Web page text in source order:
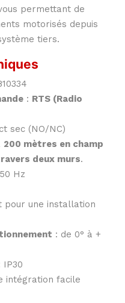
permettant de
motorisés depuis
tiers.
: RTS (Radio
sec (NO/NC)
200 mètres en champ
deux murs.
Hz
pour une installation
: de 0° à +
IP30
intégration facile